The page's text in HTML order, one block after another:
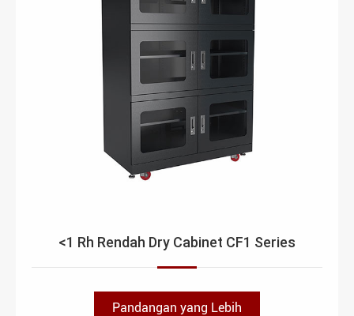
<1 Rh Rendah Dry Cabinet CF1 Series
Pandangan yang Lebih